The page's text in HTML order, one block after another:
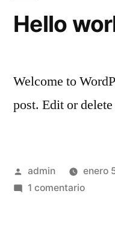
Hello
Welcome to
post. Edit or
Publicado
por
admin enero
1 comentarioen